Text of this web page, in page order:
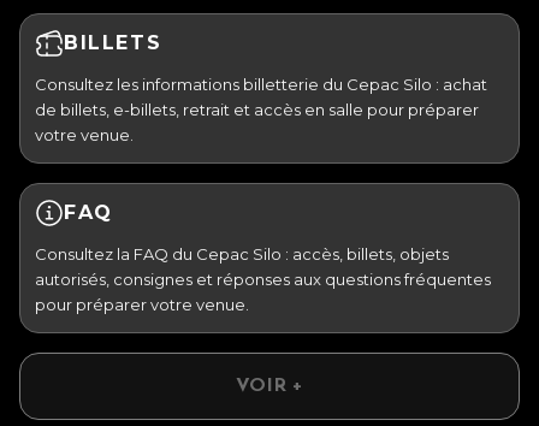
BILLETS
Consultez les informations billetterie du Cepac Silo : achat
de billets, e-billets, retrait et accès en salle pour préparer
votre venue.
FAQ
Consultez la FAQ du Cepac Silo : accès, billets, objets
autorisés, consignes et réponses aux questions fréquentes
pour préparer votre venue.
VOIR +